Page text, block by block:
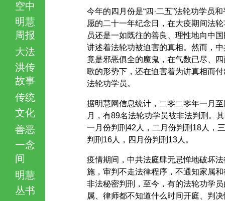
空中
明慧
周报
大法
洪传
故事
传统
文化
善恶
一念
间
明慧
丛书
今年的四月份是“四·二五”法轮功学员和
愿的二十一年纪念日，在大疫期间法轮
员还是一如既往的善良、理性地向中
讲述着法轮功被迫害的真相。然而，中
竟是邪恶俱全的魔鬼，在气数已尽、四
歌的形势下，还在迫害着为讲真相而付
法轮功学员。
据明慧网信息统计，二零二零年一月至
月，有89名法轮功学员被非法判刑。
一月份判刑42人，二月份判刑18人，
判刑16人，四月份判刑13人。
疫情期间，中共法庭肆无忌惮地破坏法
施，审判不走法律程序，不通知家属和
非法秘密判刑，至今，有的法轮功学员
属、律师都不知道什么时间开庭、判